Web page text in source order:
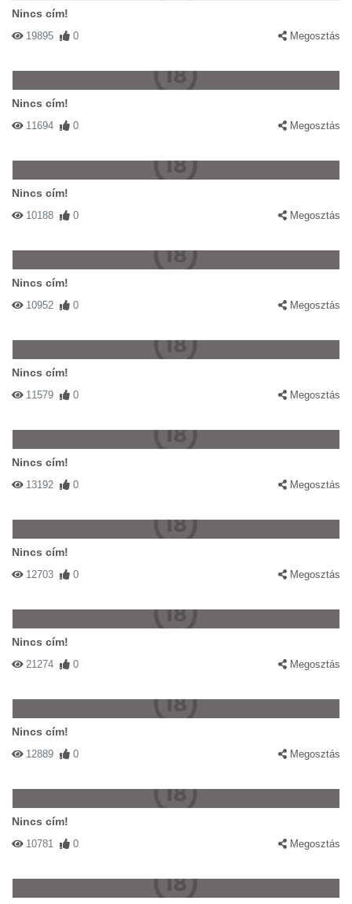
Nincs cím!
19895 0 Megosztás
Nincs cím!
11694 0 Megosztás
Nincs cím!
10188 0 Megosztás
Nincs cím!
10952 0 Megosztás
Nincs cím!
11579 0 Megosztás
Nincs cím!
13192 0 Megosztás
Nincs cím!
12703 0 Megosztás
Nincs cím!
21274 0 Megosztás
Nincs cím!
12889 0 Megosztás
Nincs cím!
10781 0 Megosztás